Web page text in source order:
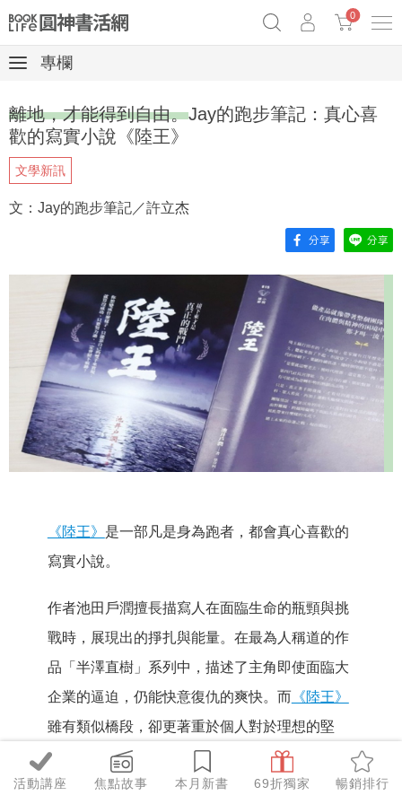
Netflix話題章魚小說！
0
活動講座 焦點故事 本月新書 69折獨家 暢銷排行
專欄
離地，才能得到自由。Jay的跑步筆記：真心喜
歡的寫實小說《陸王》
文學新訊
文：Jay的跑步筆記／許立杰
《陸王》 是一部凡是身為跑者，都會真心喜歡的
寫實小說。
作者池田戶潤擅長描寫人在面臨生命的瓶頸與挑
戰時，展現出的掙扎與能量。在最為人稱道的作
品「半澤直樹」系列中，描述了主角即使面臨大
企業的逼迫，仍能快意復仇的爽快。而《陸王》
雖有類似橋段，卻更著重於個人對於理想的堅
持、以及不輕易妥協的決心。